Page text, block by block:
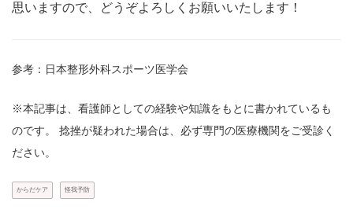
思いますので、どうぞよろしくお願いいたします！
参考：日本整形外科スポーツ医学会
※本記事は、看護師としての経験や知識をもとに書かれているも
のです。 捻挫が疑われた場合は、必ず専門の医療機関をご受診く
ださい。
からだケア 怪我予防